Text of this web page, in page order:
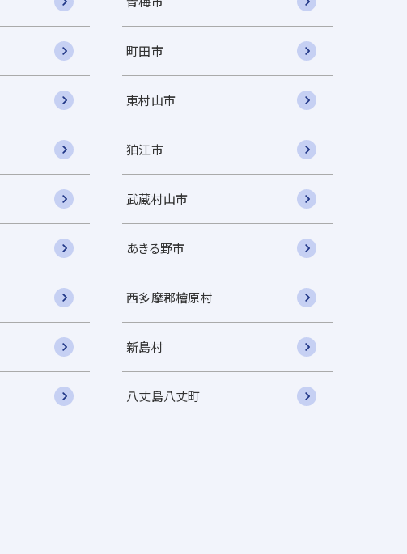
町田市
東村山市
狛江市
武蔵村山市
あきる野市
西多摩郡檜原村
新島村
八丈島八丈町